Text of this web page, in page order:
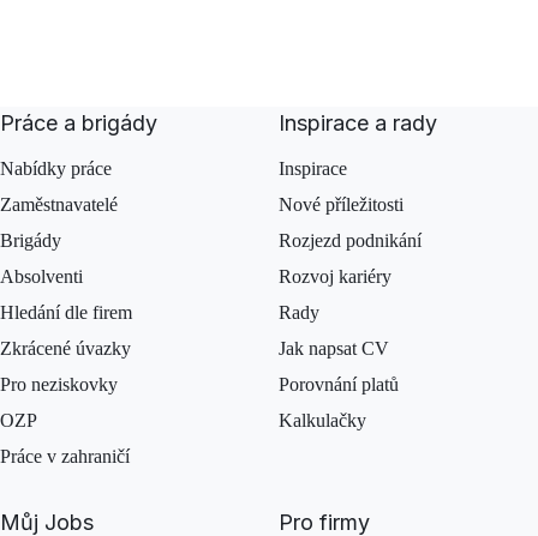
Práce a brigády
Nabídky práce
Zaměstnavatelé
Brigády
Absolventi
Hledání dle firem
Zkrácené úvazky
Pro neziskovky
OZP
Práce v zahraničí
Inspirace a rady
Inspirace
Nové příležitosti
Rozjezd podnikání
Rozvoj kariéry
Rady
Jak napsat CV
Porovnání platů
Kalkulačky
Můj Jobs Pro firmy